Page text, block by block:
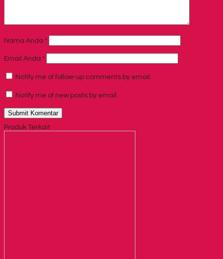
Nama Anda *
Email Anda *
Notify me of follow-up comments by email.
Notify me of new posts by email.
Produk Terkait